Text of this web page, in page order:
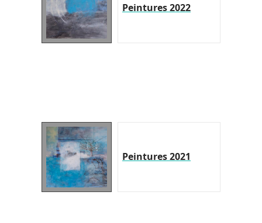
Peintures 2022
Peintures 2021